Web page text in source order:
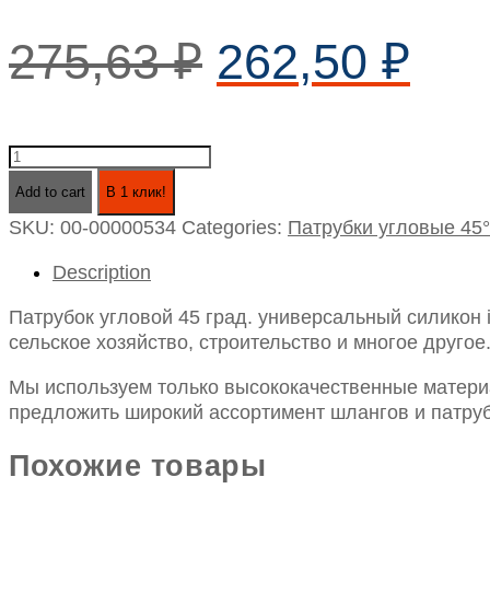
275,63₽ 262,50 ₽
Патрубок
град.
силикон
id18х200х200
quantity
Add to cart В 1 клик!
SKU: 00-00000534 Categories: Патрубки угловые 45°
Description
Патрубок угловой 45 град. универсальный
сельское хозяйство, строительство и многое
Мы используем только высококачественные
предложить широкий ассортимент шлангов и
Похожие товары